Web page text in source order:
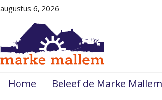
augustus 6, 2026
Home Beleef de Marke Mallem